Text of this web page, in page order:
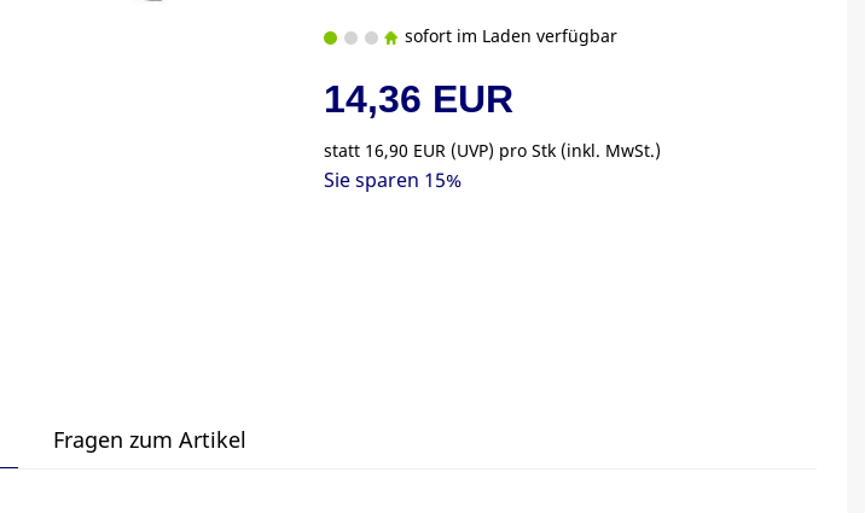
sofort im Laden verfügbar
14,36 EUR
statt 16,90 EUR (UVP) pro Stk (inkl. MwSt.)
Sie sparen 15%
Fragen zum Artikel